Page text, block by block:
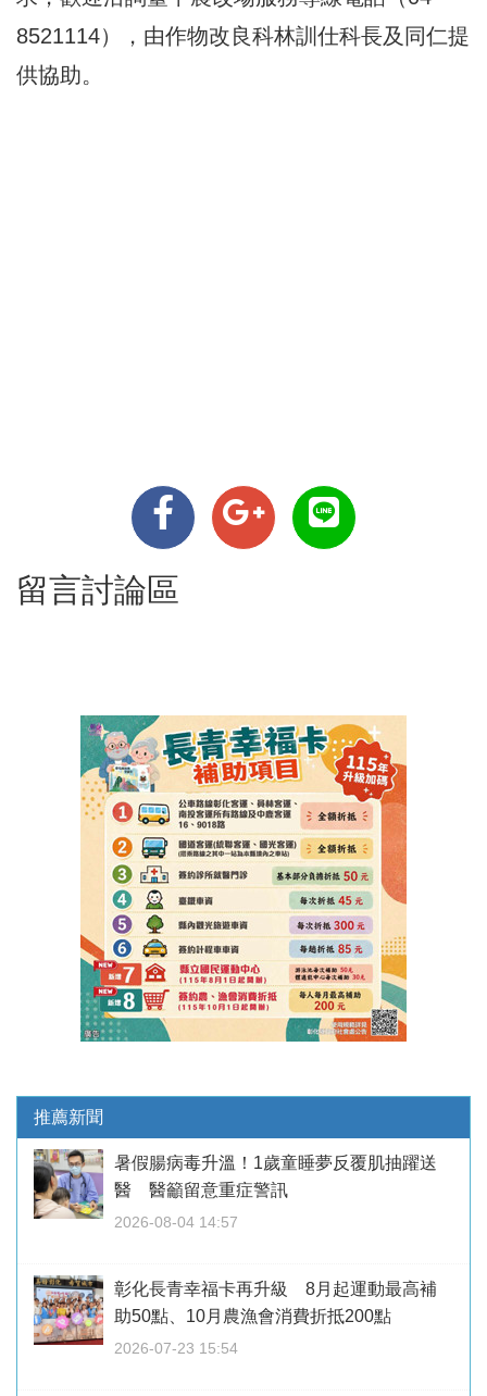
8521114），由作物改良科林訓仕科長及同仁提
供協助。
留言討論區
推薦新聞
暑假腸病毒升溫！1歲童睡夢反覆肌抽躍送
醫 醫籲留意重症警訊
2026-08-04 14:57
彰化長青幸福卡再升級 8月起運動最高補
助50點、10月農漁會消費折抵200點
2026-07-23 15:54